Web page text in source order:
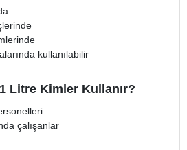
kullanılabilir
Litre Kimler Kullanır?
çalışanlar